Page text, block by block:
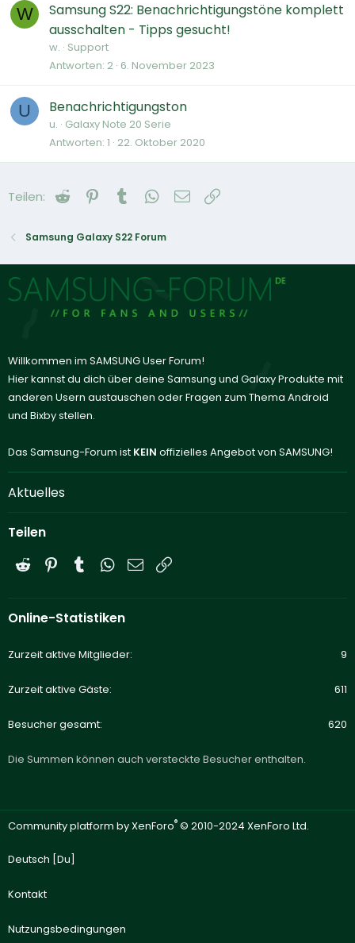
W
Samsung S22: Benachrichtigungstöne komplett
ausschalten - Tipps gesucht!
w. Support
Antworten 2 6. November 2023
U Benachrichtigungston
u. Galaxy Note 20 Serie
Antworten 1 22. Oktober 2020
Teilen: Reddit Pinterest
Tumblr WhatsApp
E-Mail
Samsung Galaxy S22 Forum
Willkommen im SAMSUNG User Forum!
Hier kannst du dich über deine Samsung und Galaxy Produkte mit
anderen Usern austauschen oder Fragen zum Thema Android
und Bixby stellen.
Das Samsung-Forum ist KEIN offizielles Angebot von SAMSUNG!
Aktuelles
Teilen
Reddit PinterestTumblrWhatsApp
E-Mail
Online-Statistiken
Zurzeit aktive Mitglieder 9
Zurzeit aktive Gäste 611
Besucher gesamt 620
Die Summen können auch versteckte Besucher enthalten.
Community platform by XenForo® © 2010-2024 XenForo Ltd.
Deutsch [Du]
Kontakt
Nutzungsbedingungen